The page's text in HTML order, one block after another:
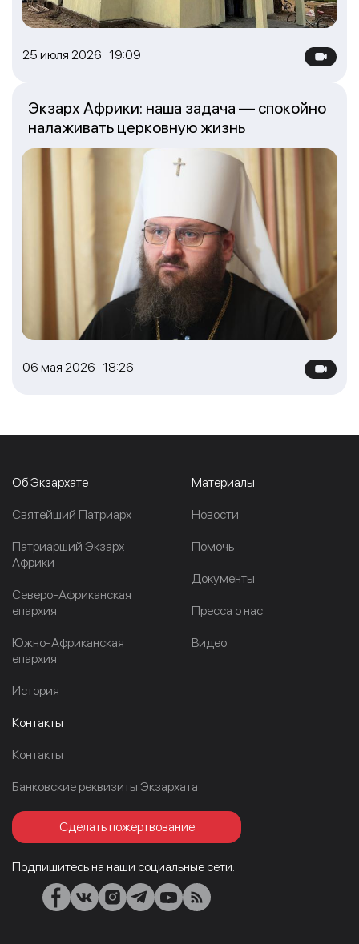
25 июля 2026 19:09
06 мая 2026 18:26
Экзарх Африки: наша задача — спокойно
налаживать церковную жизнь
Об Экзархате
Cвятейший Патриарх
Патриарший Экзарх
Африки
Северо-Африканская
епархия
Южно-Африканская
епархия
История
Материалы
Новости
Помочь
Документы
Пресса о нас
Видео
Контакты
Контакты
Банковские реквизиты Экзархата
Сделать пожертвование
Подпишитесь на наши социальные сети: